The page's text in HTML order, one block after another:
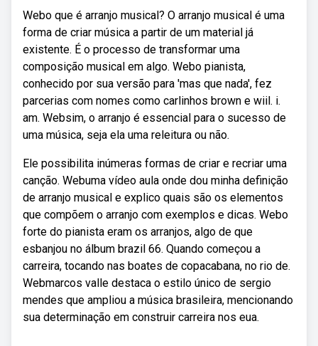
Webo que é arranjo musical? O arranjo musical é uma
forma de criar música a partir de um material já
existente. É o processo de transformar uma
composição musical em algo. Webo pianista,
conhecido por sua versão para 'mas que nada', fez
parcerias com nomes como carlinhos brown e wiil. i.
am. Websim, o arranjo é essencial para o sucesso de
uma música, seja ela uma releitura ou não.
Ele possibilita inúmeras formas de criar e recriar uma
canção. Webuma vídeo aula onde dou minha definição
de arranjo musical e explico quais são os elementos
que compõem o arranjo com exemplos e dicas. Webo
forte do pianista eram os arranjos, algo de que
esbanjou no álbum brazil 66. Quando começou a
carreira, tocando nas boates de copacabana, no rio de.
Webmarcos valle destaca o estilo único de sergio
mendes que ampliou a música brasileira, mencionando
sua determinação em construir carreira nos eua.